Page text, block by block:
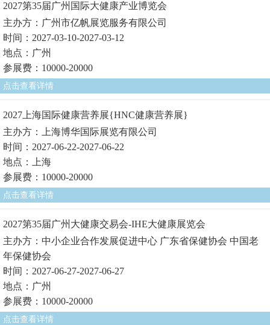
2027第35届广州国际大健康产业博览会
主办方：广州市亿帆展览服务有限公司
时间：2027-03-10-2027-03-12
地点：广州
参展费：10000-20000
点击查看详情
2027上海国际健康营养展{HNC健康营养展}
主办方：上海博华国际展览有限公司
时间：2027-06-22-2027-06-22
地点：上海
参展费：10000-20000
点击查看详情
2027第35届广州大健康交易会-IHE大健康展览会
主办方：中小企业合作发展促进中心 广东省保健协会 中国老
年保健协会
时间：2027-06-27-2027-06-27
地点：广州
参展费：10000-20000
点击查看详情